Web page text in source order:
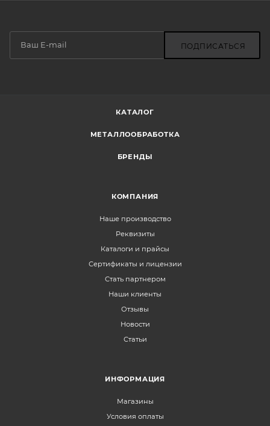
ПОДПИСАТЬСЯ
КАТАЛОГ
МЕТАЛЛООБРАБОТКА
БРЕНДЫ
КОМПАНИЯ
Наше производство
Реквизиты
Каталоги и прайсы
Сертификаты и лицензии
Стать партнером
Наши клиенты
Отзывы
Новости
Статьи
ИНФОРМАЦИЯ
Магазины
Условия оплаты